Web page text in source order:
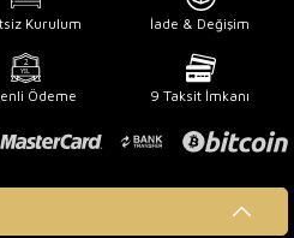
Kurulum İade & Değişim
Ödeme 9 Taksit İmkanı